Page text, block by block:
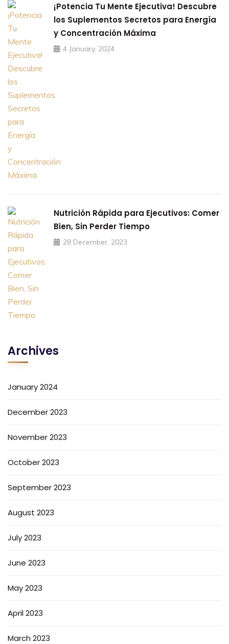
¡Potencia Tu Mente Ejecutiva! Descubre
los Suplementos Secretos para Energía
y Concentración Máxima
4 January, 2024
Nutrición Rápida para Ejecutivos: Comer
Bien, Sin Perder Tiempo
28 December, 2023
Archives
January 2024
December 2023
November 2023
October 2023
September 2023
August 2023
July 2023
June 2023
May 2023
April 2023
March 2023